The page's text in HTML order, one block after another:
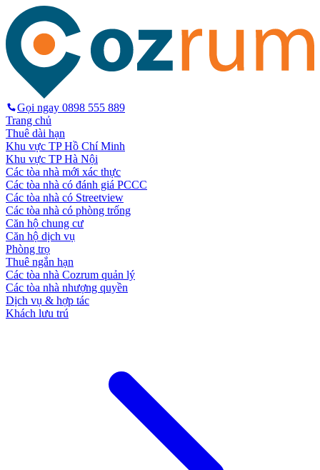
Gọi ngay 0898 555 889
Trang chủ
Thuê dài hạn
Khu vực TP Hồ Chí Minh
Khu vực TP Hà Nội
Các tòa nhà mới xác thực
Các tòa nhà có đánh giá PCCC
Các tòa nhà có Streetview
Các tòa nhà có phòng trống
Căn hộ chung cư
Căn hộ dịch vụ
Phòng trọ
Thuê ngắn hạn
Các tòa nhà Cozrum quản lý
Các tòa nhà nhượng quyền
Dịch vụ & hợp tác
Khách lưu trú